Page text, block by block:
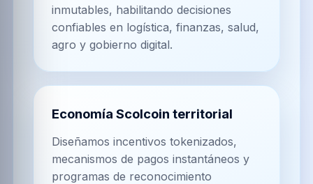
inmutables, habilitando decisiones
confiables en logística, finanzas, salud,
agro y gobierno digital.
Economía Scolcoin territorial
Diseñamos incentivos tokenizados,
mecanismos de pagos instantáneos y
programas de reconocimiento